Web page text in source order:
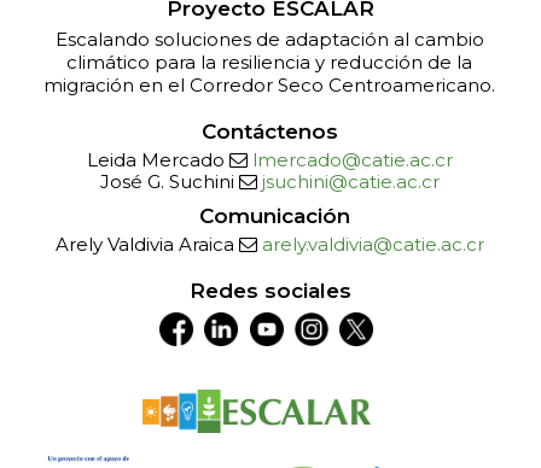
CATIE realiza proceso formativo para
empresas rurales asociativas del Corredor
Seco
Leida Mercado lmercado@catie.ac.cr
Comunicación
Escalando soluciones de adaptación al cambio
climático para la resiliencia y reducción de la
migración en el Corredor Seco Centroamericano.
Arely Valdivia Araica arely.valdivia@catie.ac.cr
Redes sociales
José G. Suchini jsuchini@catie.ac.cr
Proyecto ESCALAR
Contáctenos